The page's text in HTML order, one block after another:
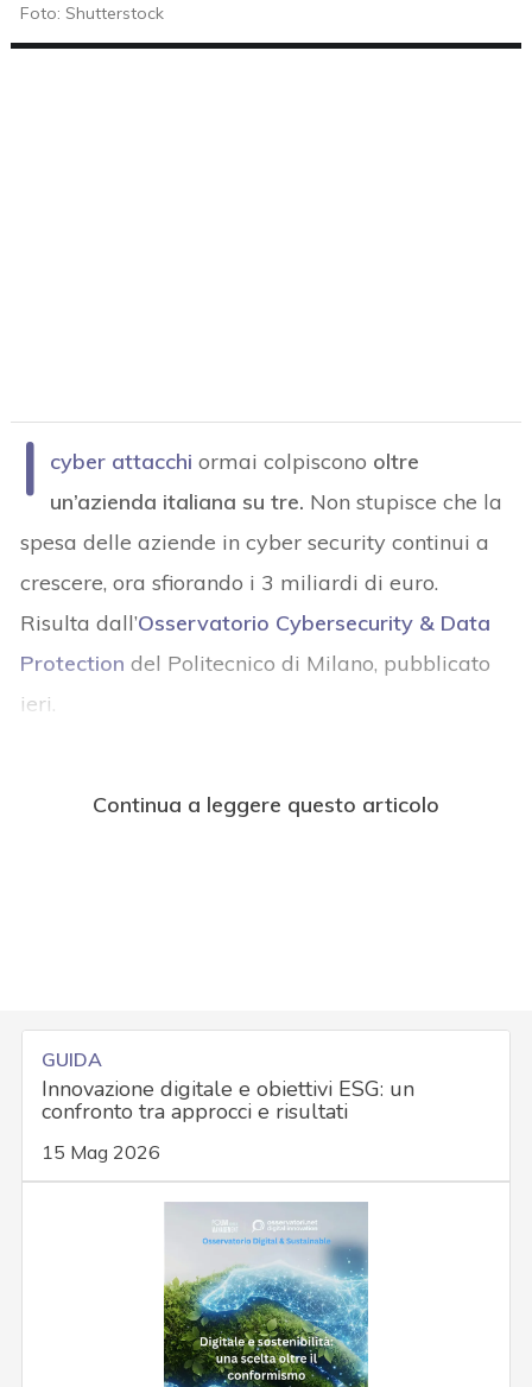
Foto: Shutterstock
I cyber attacchi ormai colpiscono oltre
un’azienda italiana su tre. Non stupisce che la
spesa delle aziende in cyber security continui a
crescere, ora sfiorando i 3 miliardi di euro.
Risulta dall’Osservatorio Cybersecurity & Data
Protection del Politecnico di Milano, pubblicato
ieri.
Continua a leggere questo articolo
GUIDA
Innovazione digitale e obiettivi ESG: un
confronto tra approcci e risultati
15 Mag 2026